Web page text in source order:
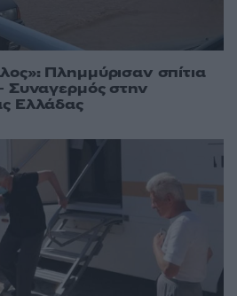
Πλημμύρισαν σπίτια
Συναγερμός στην
Ελλάδας